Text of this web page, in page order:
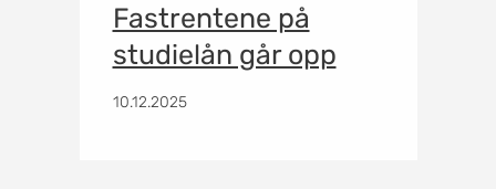
Fastrentene på
studielån går opp
10.12.2025